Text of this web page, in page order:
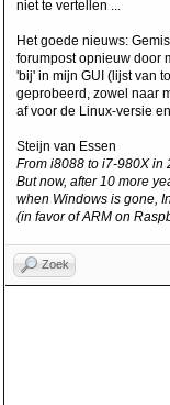
niet te vertellen ...
Het goede nieuws:
forumpost opnieuw door
'bij' in mijn GUI (lijst van
geprobeerd, zowel naar
af voor de Linux-versie
Steijn van Essen
From i8088 to i7-980X
But now, after 10 more
when Windows is gone,
(in favor of ARM on
Zoek